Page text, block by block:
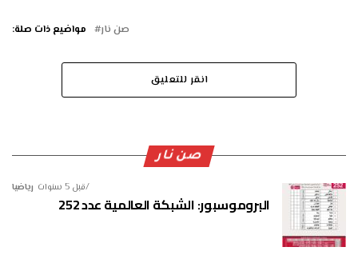
مواضيع ذات صلة: صن نار
انقر للتعليق
صن نار
رياضيا قبل 5 سنوات
البروموسبور: الشبكة العالمية عدد 252